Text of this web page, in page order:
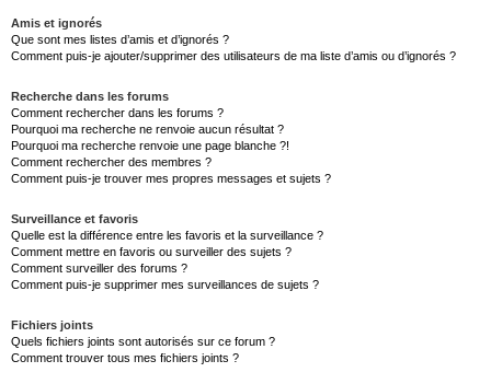
Amis et ignorés
Que sont mes listes d’amis et d’ignorés ?
Comment puis-je ajouter/supprimer des utilisateurs de ma liste d’amis ou d’ignorés ?
Recherche dans les forums
Comment rechercher dans les forums ?
Pourquoi ma recherche ne renvoie aucun résultat ?
Pourquoi ma recherche renvoie une page blanche ?!
Comment rechercher des membres ?
Comment puis-je trouver mes propres messages et sujets ?
Surveillance et favoris
Quelle est la différence entre les favoris et la surveillance ?
Comment mettre en favoris ou surveiller des sujets ?
Comment surveiller des forums ?
Comment puis-je supprimer mes surveillances de sujets ?
Fichiers joints
Quels fichiers joints sont autorisés sur ce forum ?
Comment trouver tous mes fichiers joints ?